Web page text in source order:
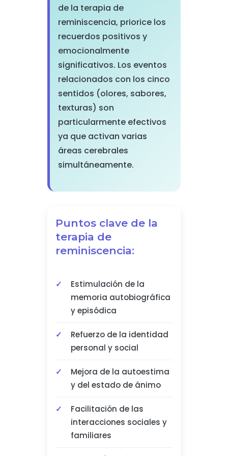
de la terapia de
reminiscencia, priorice los
recuerdos positivos y
emocionalmente
significativos. Los eventos
relacionados con los cinco
sentidos (olores, sabores,
texturas) son
particularmente efectivos
ya que activan varias
áreas cerebrales
simultáneamente.
Puntos clave de la
terapia de
reminiscencia:
Estimulación de la
memoria autobiográfica
y episódica
Refuerzo de la identidad
personal y social
Mejora de la autoestima
y del estado de ánimo
Facilitación de las
interacciones sociales y
familiares